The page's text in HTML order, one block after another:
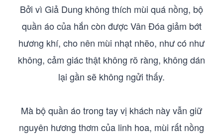
Bởi vì Giả Dung không thích mùi quá nồng, bộ
quần áo của hắn còn được Vân Đóa giảm bớt
hương khí, cho nên mùi nhạt nhẽo, như có như
không, cảm giác thật không rõ ràng, không dán
lại gần sẽ không ngửi thấy.
Mà bộ quần áo trong tay vị khách này vẫn giữ
nguyên hương thơm của linh hoa, mùi rất nồng